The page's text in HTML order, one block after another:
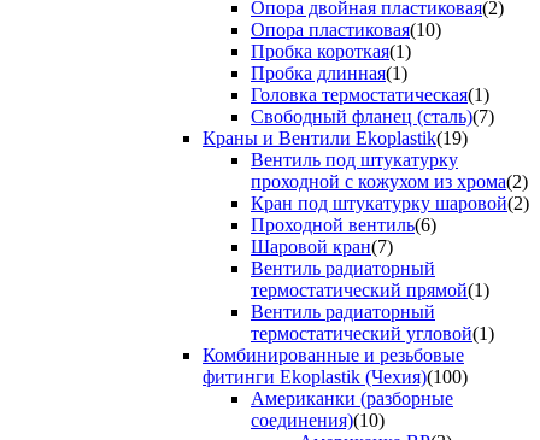
Опора двойная пластиковая(2)
Опора пластиковая(10)
Пробка короткая(1)
Пробка длинная(1)
Головка термостатическая(1)
Свободный фланец (сталь)(7)
Краны и Вентили Ekoplastik(19)
Вентиль под штукатурку
проходной с кожухом из хрома(2)
Кран под штукатурку шаровой(2)
Проходной вентиль(6)
Шаровой кран(7)
Вентиль радиаторный
термостатический прямой(1)
Вентиль радиаторный
термостатический угловой(1)
Комбинированные и резьбовые
фитинги Ekoplastik (Чехия)(100)
Американки (разборные
соединения)(10)